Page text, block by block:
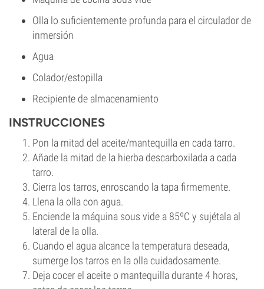
Olla lo suficientemente profunda para el circulador de
inmersión
Agua
Colador/estopilla
Recipiente de almacenamiento
INSTRUCCIONES
Pon la mitad del aceite/mantequilla en cada tarro.
Añade la mitad de la hierba descarboxilada a cada
tarro.
Cierra los tarros, enroscando la tapa firmemente.
Llena la olla con agua.
Enciende la máquina sous vide a 85ºC y sujétala al
lateral de la olla.
Cuando el agua alcance la temperatura deseada,
sumerge los tarros en la olla cuidadosamente.
Deja cocer el aceite o mantequilla durante 4 horas,